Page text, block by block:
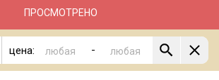
ПРОСМОТРЕНО
цена: -